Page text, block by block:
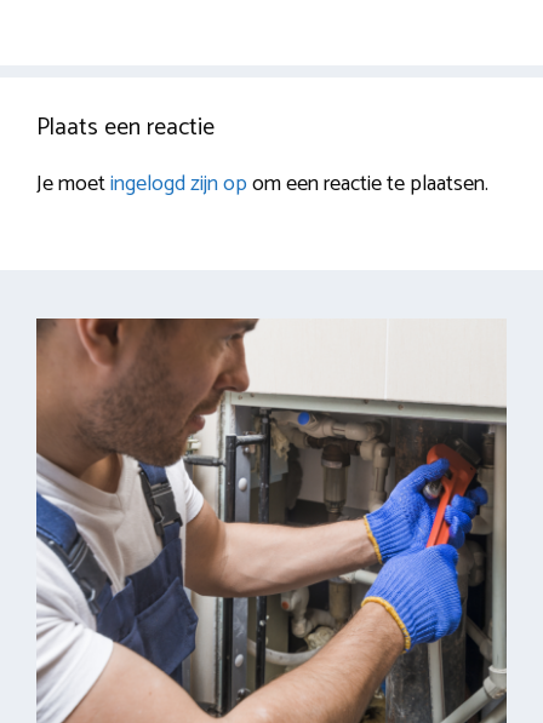
Plaats een reactie
Je moetingelogd zijn opom een reactie te plaatsen.